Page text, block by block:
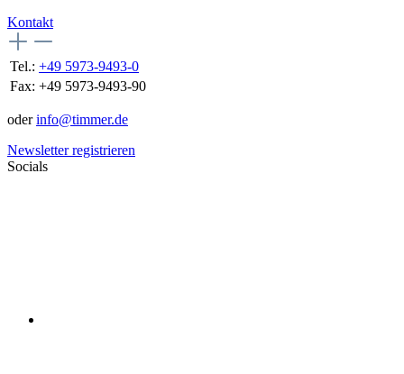
Kontakt
Tel.: +49 5973-9493-0
Fax: +49 5973-9493-90
oderinfo@timmer.de
Newsletter registrieren
Socials